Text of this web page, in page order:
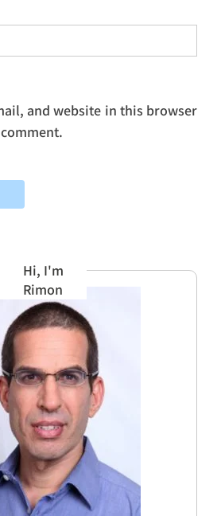
and website in this browser
Hi, I'm
Rimon